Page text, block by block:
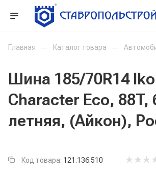
Главная — Каталог товара —
Шина 185/70R14
Character Eco, 88T,
летняя, (Айкон),
Код товара: 121.136.510